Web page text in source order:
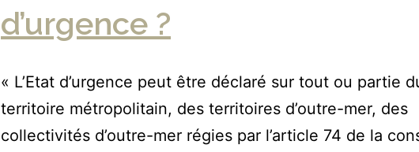
d’urgence ?
« L’Etat d’urgence peut être déclaré sur tout ou partie
territoire métropolitain, des territoires d’outre-mer, des
collectivités d’outre-mer régies par l’article 74 de la